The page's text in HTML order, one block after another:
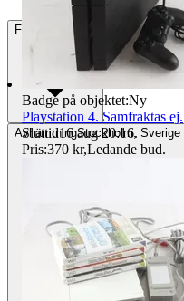
Frakt 84 kr DSV
AvhämtningStockholm, Sverige
Badge på objektet:Ny
Playstation 4. Samfraktas ej.
Sluttid16 aug 20:16.
Pris:370 kr,Ledande bud.